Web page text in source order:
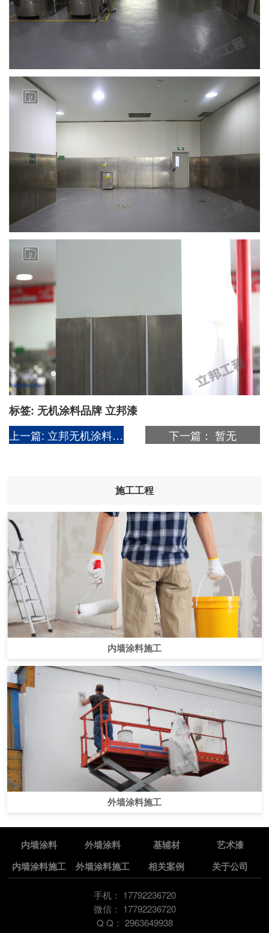
标签: 无机涂料品牌立邦漆
上一篇: 立邦无机涂料案例图片之（石家庄仁济医院） 下一篇： 暂无
施工工程
内墙涂料施工
外墙涂料施工
内墙涂料 外墙涂料 基辅材
艺术漆
内墙涂料施工
外墙涂料施工 相关案例 关于公司
手机： 17792236720
微信： 17792236720
Q Q： 2963649938